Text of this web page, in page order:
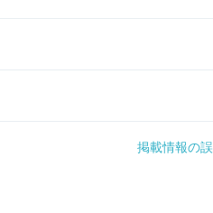
掲載情報の